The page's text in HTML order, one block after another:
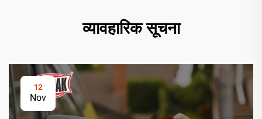
व्यावहारिक सूचना
12
Nov